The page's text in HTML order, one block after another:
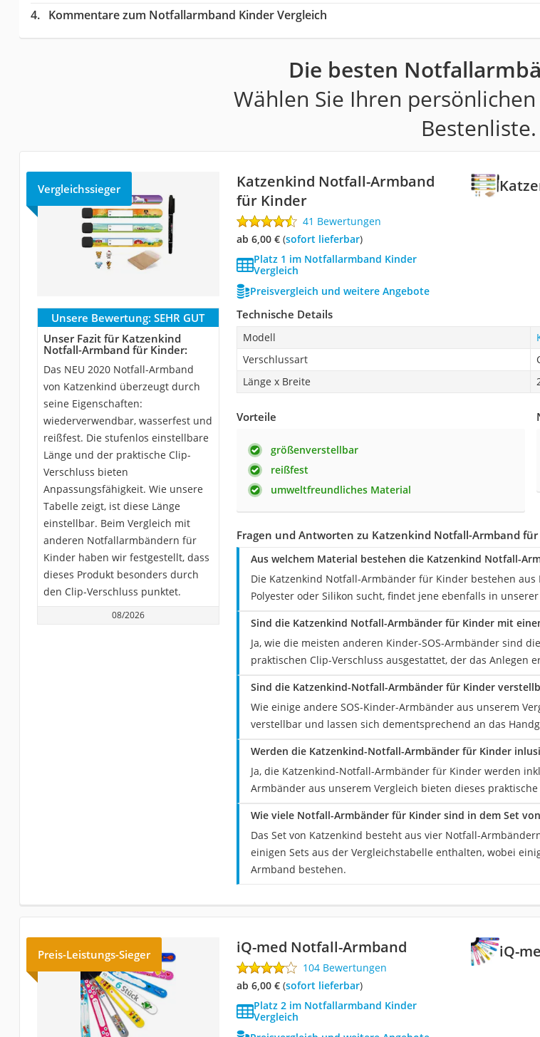
Kommentare zum Notfallarmband Kinder Vergleich
Die besten
Wählen Sie Ihren
Bestenliste.
Vergleichssieger
Katzenkind Notfall-Armband
für Kinder
41 Bewertungen
ab 6,00 €( Sofort lieferbar)
Platz 1 im Notfallarmband Kinder
Vergleich
Preisvergleich und weitere Angebote
Unsere Bewertung: SEHR GUT
Unser Fazit für Katzenkind
Notfall-Armband für Kinder:
Das NEU 2020 Notfall-Armband
von Katzenkind überzeugt durch
seine Eigenschaften:
wiederverwendbar, wasserfest und
reißfest. Die stufenlos einstellbare
Länge und der praktische Clip-
Verschluss bieten
Anpassungsfähigkeit. Wie unsere
Tabelle zeigt, ist diese Länge
einstellbar. Beim Vergleich mit
anderen Notfallarmbändern für
Kinder haben wir festgestellt, dass
dieses Produkt besonders durch
den Clip-Verschluss punktet.
08/2026
Technische Details
Modell
Verschlussart
Länge x Breite
Vorteile
größenverstellbar
reißfest
umweltfreundliches Material
Fragen und Antworten zu Katzenkind Notfall-Armband
Aus welchem Material bestehen die Katzenkind Notfall-
Die Katzenkind Notfall-Armbänder für Kinder bestehen aus
Polyester oder Silikon sucht, findet jene ebenfalls in
Sind die Katzenkind Notfall-Armbänder für Kinder mit
Ja, wie die meisten anderen Kinder-SOS-Armbänder sind
praktischen Clip-Verschluss ausgestattet, der das Anlegen
Sind die Katzenkind-Notfall-Armbänder für Kinder
Wie einige andere SOS-Kinder-Armbänder aus unserem
verstellbar und lassen sich dementsprechend an das
Werden die Katzenkind-Notfall-Armbänder für Kinder
Ja, die Katzenkind-Notfall-Armbänder für Kinder werden
Armbänder aus unserem Vergleich bieten dieses praktische
Wie viele Notfall-Armbänder für Kinder sind in dem Set
Das Set von Katzenkind besteht aus vier Notfall-
einigen Sets aus der Vergleichstabelle enthalten, wobei
Armband bestehen.
iQ-
Preis-Leistungs-Sieger iQ-med Notfall-Armband
104 Bewertungen
ab 6,00 €( Sofort lieferbar)
Platz 2 im Notfallarmband Kinder
Vergleich